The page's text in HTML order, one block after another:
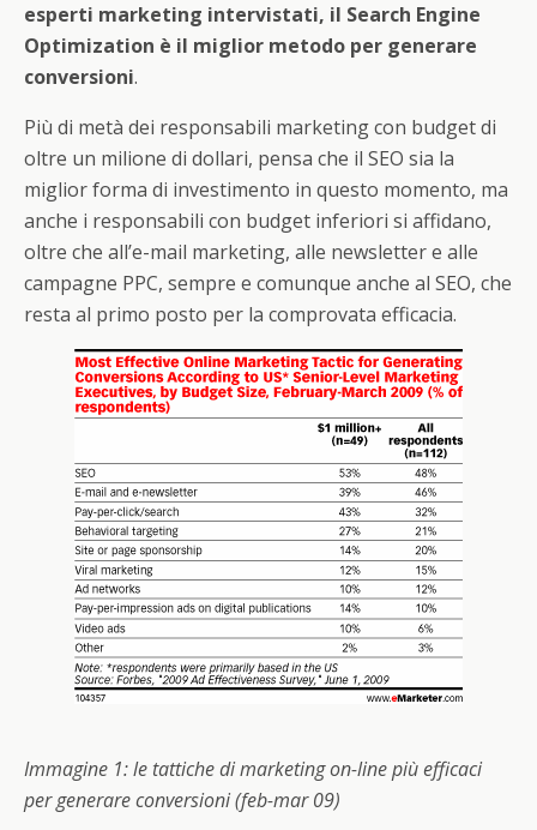
esperti marketing intervistati, il Search Engine
Optimization è il miglior metodo per generare
conversioni.
Più di metà dei responsabili marketing con budget di
oltre un milione di dollari, pensa che il SEO sia la
miglior forma di investimento in questo momento, ma
anche i responsabili con budget inferiori si affidano,
oltre che all’e-mail marketing, alle newsletter e alle
campagne PPC, sempre e comunque anche al SEO, che
resta al primo posto per la comprovata efficacia.
Immagine 1: le tattiche di marketing on-line più efficaci
per generare conversioni (feb-mar 09)